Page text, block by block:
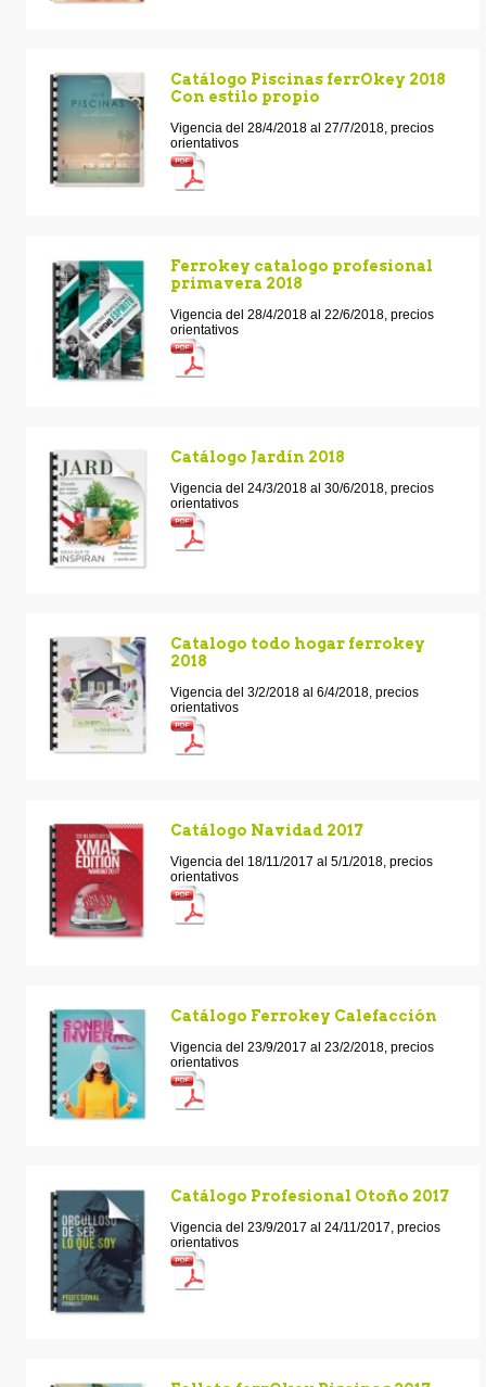
Catálogo Piscinas ferrOkey 2018
Con estilo propio
Vigencia del 28/4/2018 al 27/7/2018, precios
orientativos
Ferrokey catalogo profesional
primavera 2018
Vigencia del 28/4/2018 al 22/6/2018, precios
orientativos
Catálogo Jardín 2018
Vigencia del 24/3/2018 al 30/6/2018, precios
orientativos
Catalogo todo hogar ferrokey
2018
Vigencia del 3/2/2018 al 6/4/2018, precios
orientativos
Catálogo Navidad 2017
Vigencia del 18/11/2017 al 5/1/2018, precios
orientativos
Catálogo Ferrokey Calefacción
Vigencia del 23/9/2017 al 23/2/2018, precios
orientativos
Catálogo Profesional Otoño 2017
Vigencia del 23/9/2017 al 24/11/2017, precios
orientativos